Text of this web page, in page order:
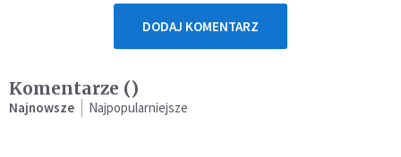
DODAJ KOMENTARZ
Komentarze ()
Najnowsze Najpopularniejsze